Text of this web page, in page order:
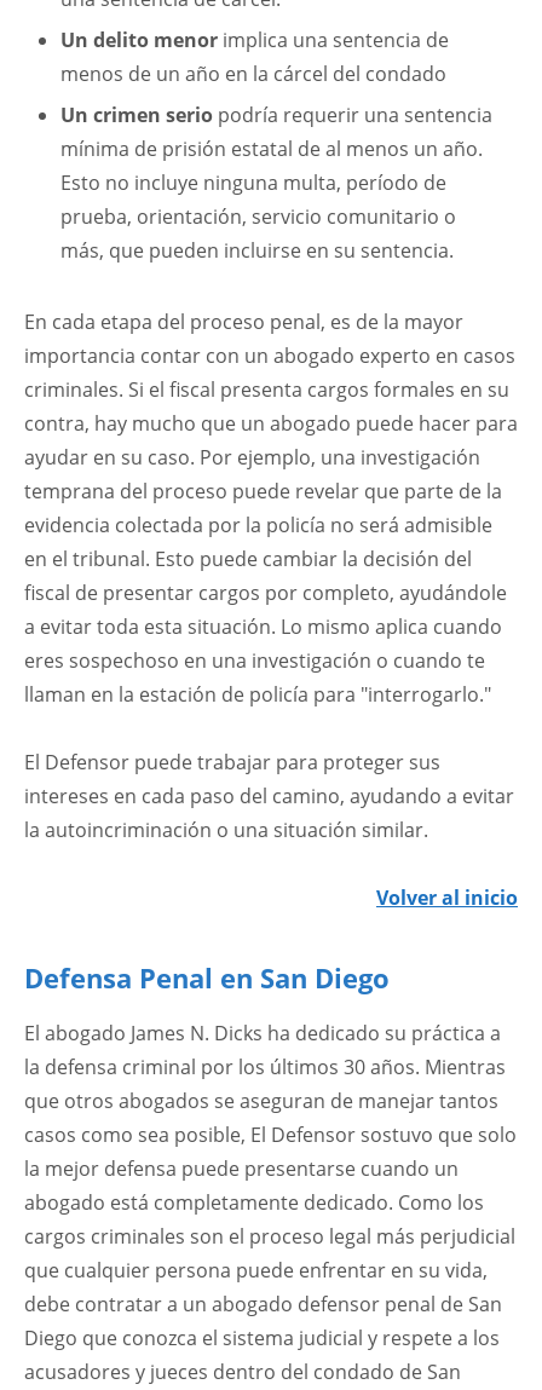
Un delito menor implica una sentencia de
menos de un año en la cárcel del condado
Un crimen serio podría requerir una sentencia
mínima de prisión estatal de al menos un año.
Esto no incluye ninguna multa, período de
prueba, orientación, servicio comunitario o
más, que pueden incluirse en su sentencia.
En cada etapa del proceso penal, es de la mayor
importancia contar con un abogado experto en casos
criminales. Si el fiscal presenta cargos formales en su
contra, hay mucho que un abogado puede hacer para
ayudar en su caso. Por ejemplo, una investigación
temprana del proceso puede revelar que parte de la
evidencia colectada por la policía no será admisible
en el tribunal. Esto puede cambiar la decisión del
fiscal de presentar cargos por completo, ayudándole
a evitar toda esta situación. Lo mismo aplica cuando
eres sospechoso en una investigación o cuando te
llaman en la estación de policía para "interrogarlo."
El Defensor puede trabajar para proteger sus
intereses en cada paso del camino, ayudando a evitar
la autoincriminación o una situación similar.
Volver al inicio
Defensa Penal en San Diego
El abogado James N. Dicks ha dedicado su práctica a
la defensa criminal por los últimos 30 años. Mientras
que otros abogados se aseguran de manejar tantos
casos como sea posible, El Defensor sostuvo que solo
la mejor defensa puede presentarse cuando un
abogado está completamente dedicado. Como los
cargos criminales son el proceso legal más perjudicial
que cualquier persona puede enfrentar en su vida,
debe contratar a un abogado defensor penal de San
Diego que conozca el sistema judicial y respete a los
acusadores y jueces dentro del condado de San